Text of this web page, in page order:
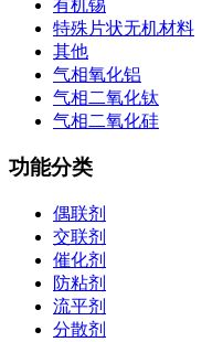
有机锡
特殊片状无机材料
其他
气相氧化铝
气相二氧化钛
气相二氧化硅
功能分类
偶联剂
交联剂
催化剂
防粘剂
流平剂
分散剂